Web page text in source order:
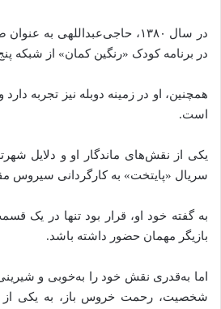
در سال ۱۳۸۰، حاجی‌عبداللهی به
در برنامه کودک «رنگین کمان» از شبکه
همچنین، او در زمینه دوبله نیز تجربه
است.
یکی از نقش‌های ماندگار او و دلایل
سریال «پایتخت» به کارگردانی سیروس
به گفته‌ خود او، قرار بود تنها در یک
بازیگر مهمان حضور داشته باشد.
اما به‌قدری نقش خود را به‌خوبی و
شخصیت، رحمت خروس باز، به یکی